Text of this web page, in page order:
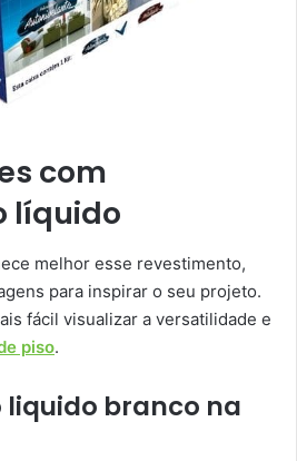
com
líquido
melhor esse revestimento,
para inspirar o seu projeto.
fácil visualizar a versatilidade e
piso.
liquido branco na